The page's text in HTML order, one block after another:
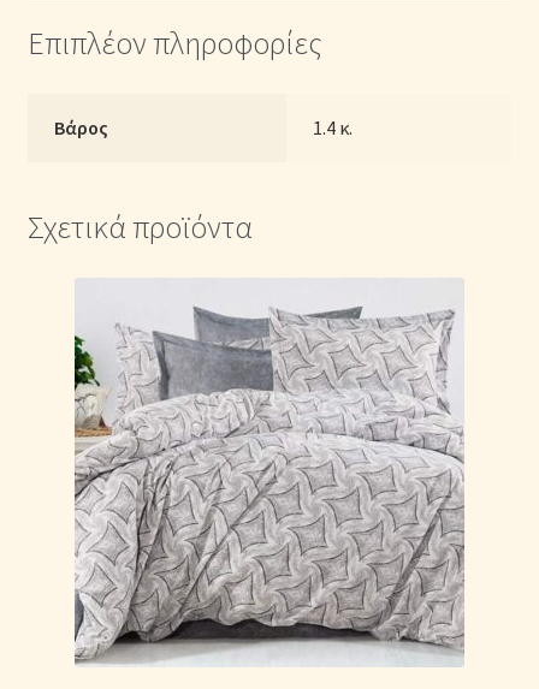
Επιπλέον πληροφορίες
Βάρος 1.4 κ.
Σχετικά προϊόντα